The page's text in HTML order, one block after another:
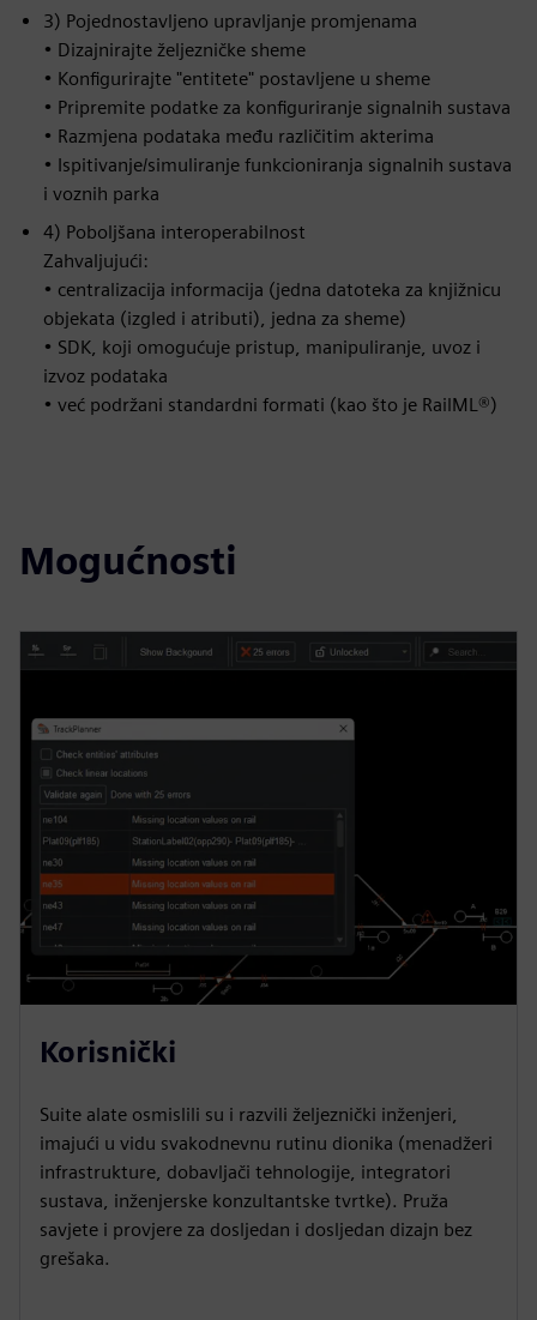
3) Pojednostavljeno upravljanje promjenama
• Dizajnirajte željezničke sheme
• Konfigurirajte "entitete" postavljene u sheme
• Pripremite podatke za konfiguriranje signalnih sustava
• Razmjena podataka među različitim akterima
• Ispitivanje/simuliranje funkcioniranja signalnih sustava
i voznih parka
4) Poboljšana interoperabilnost
Zahvaljujući:
• centralizacija informacija (jedna datoteka za knjižnicu
objekata (izgled i atributi), jedna za sheme)
• SDK, koji omogućuje pristup, manipuliranje, uvoz i
izvoz podataka
• već podržani standardni formati (kao što je RailML®)
Mogućnosti
Korisnički
Suite alate osmislili su i razvili željeznički inženjeri,
imajući u vidu svakodnevnu rutinu dionika (menadžeri
infrastrukture, dobavljači tehnologije, integratori
sustava, inženjerske konzultantske tvrtke). Pruža
savjete i provjere za dosljedan i dosljedan dizajn bez
grešaka.